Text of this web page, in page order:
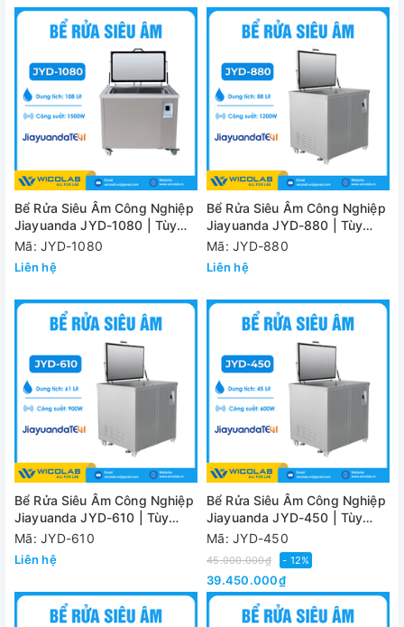
Bể Rửa Siêu Âm Công Nghiệp
Jiayuanda JYD-1080 | Tùy
Chỉnh Kích Thước
Mã: JYD-1080
Liên hệ
Bể Rửa Siêu Âm Công Nghiệp
Jiayuanda JYD-880 | Tùy
Chỉnh Kích Thước
Mã: JYD-880
Liên hệ
Bể Rửa Siêu Âm Công Nghiệp
Jiayuanda JYD-610 | Tùy
Chỉnh Kích Thước
Mã: JYD-610
Liên hệ
Bể Rửa Siêu Âm Công Nghiệp
Jiayuanda JYD-450 | Tùy
Chỉnh Kích Thước
Mã: JYD-450
45.000.000₫ - 12%
39.450.000₫